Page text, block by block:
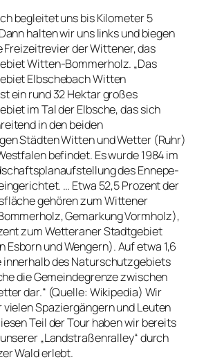
begleitet uns bis Kilometer 5
halten wir uns links und biegen
Freizeitrevier der Wittener, das
Witten-Bommerholz. „Das
Elbschebach Witten
ein rund 32 Hektar großes
im Tal der Elbsche, das sich
in den beiden
Städten Witten und Wetter (Ruhr)
befindet. Es wurde 1984 im
des Ennepe-
… Etwa 52,5 Prozent der
gehören zum Wittener
Gemarkung Vormholz),
zum Wetteraner Stadtgebiet
Esborn und Wengern). Auf etwa 1,6
innerhalb des Naturschutzgebiets
die Gemeindegrenze zwischen
dar.“ (Quelle: Wikipedia) Wir
vielen Spaziergängern und Leuten
Teil der Tour haben wir bereits
„Landstraßenralley“ durch
Wald erlebt.